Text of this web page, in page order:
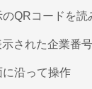
QRコードを読
された企業番
沿って操作